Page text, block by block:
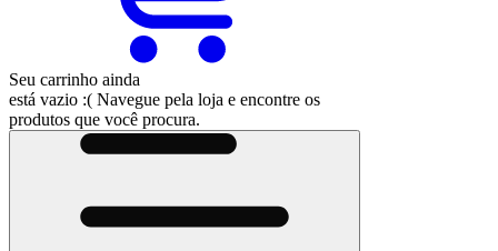
Seu carrinho ainda
está vazio :( Navegue pela loja e encontre os
produtos que você procura.